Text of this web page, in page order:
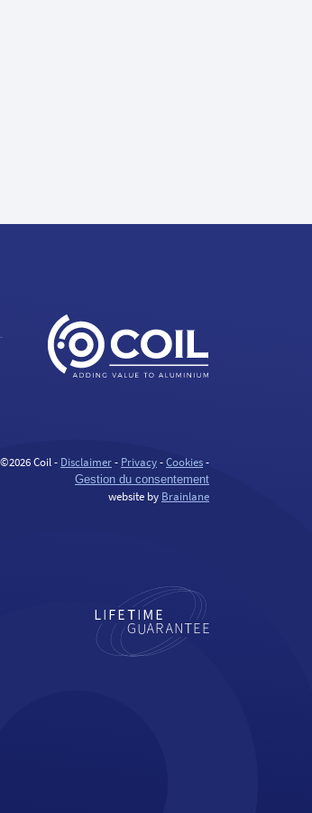
©2026 Coil - Disclaimer- Privacy-Cookies-
Gestion du consentement
website by Brainlane